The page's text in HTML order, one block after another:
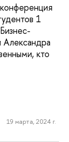
1
кто
19 марта, 2024 г.